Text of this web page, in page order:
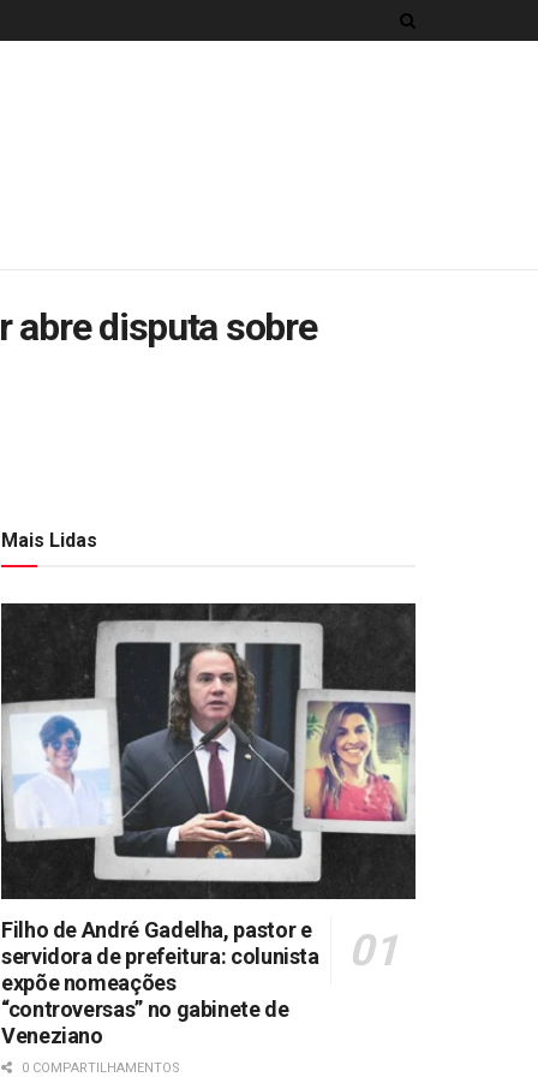
abre disputa sobre
Mais Lidas
Filho de André Gadelha, pastor e
servidora de prefeitura: colunista
expõe nomeações
“controversas” no gabinete de
Veneziano
0 COMPARTILHAMENTOS